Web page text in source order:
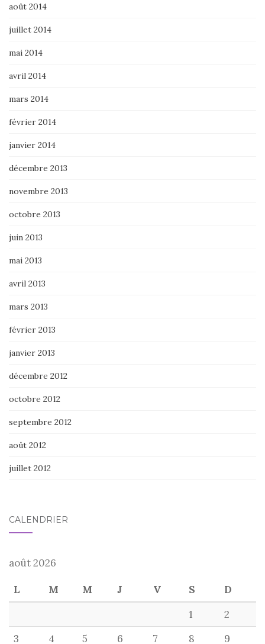
août 2014
juillet 2014
mai 2014
avril 2014
mars 2014
février 2014
janvier 2014
décembre 2013
novembre 2013
octobre 2013
juin 2013
mai 2013
avril 2013
mars 2013
février 2013
janvier 2013
décembre 2012
octobre 2012
septembre 2012
août 2012
juillet 2012
CALENDRIER
août 2026
L M M J V S
D
1
2
3
4 5 6 7 8 9